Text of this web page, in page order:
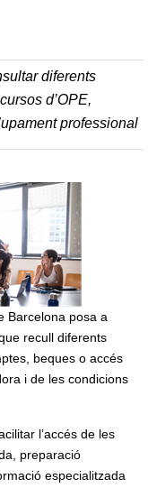
diferents
d’OPE,
professional
Barcelona posa a
recull diferents
beques o accés
i de les condicions
l’accés de les
preparació
especialitzada